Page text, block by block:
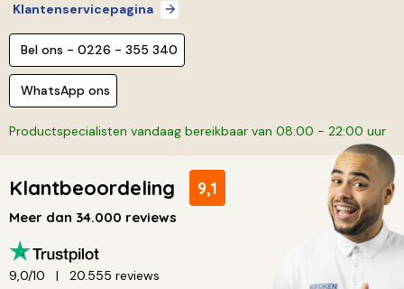
Klantenservicepagina
Bel ons - 0226 - 355 340
WhatsApp ons
Productspecialisten vandaag bereikbaar van 08:00 - 22:00 uur
Klantbeoordeling 9,1
Meer dan 34.000 reviews
9,0/10 20.555 reviews